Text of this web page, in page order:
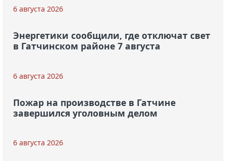
6 августа 2026
Энергетики сообщили, где отключат свет
в Гатчинском районе 7 августа
6 августа 2026
Пожар на производстве в Гатчине
завершился уголовным делом
6 августа 2026